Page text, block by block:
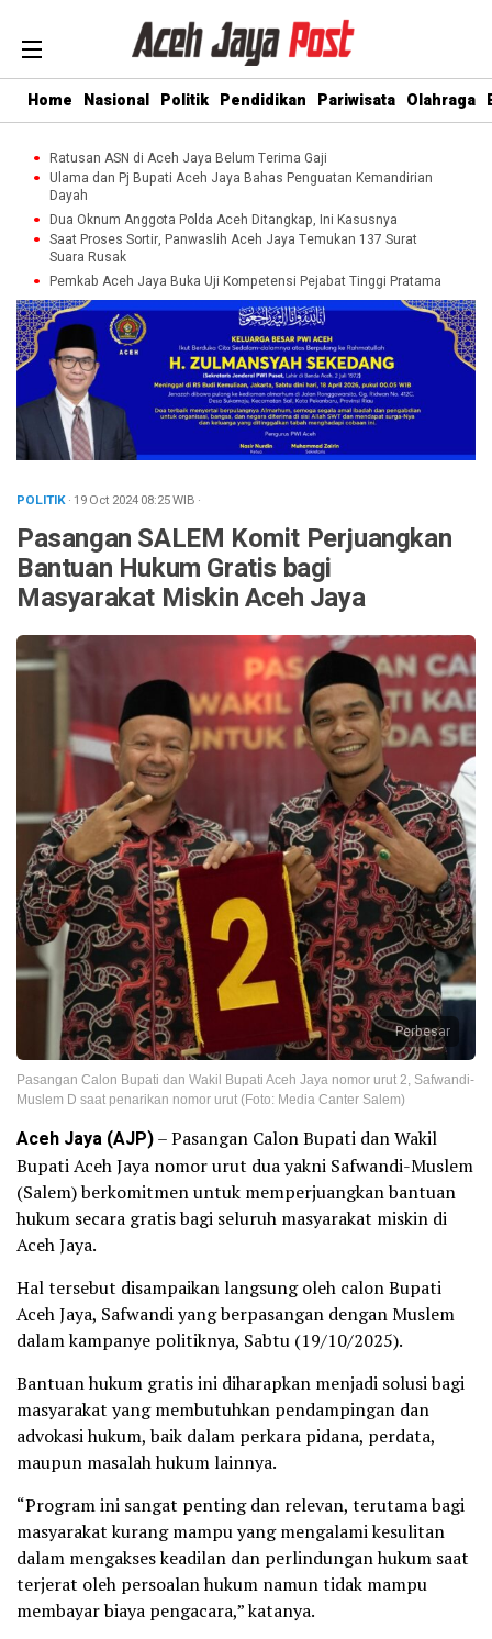
Home Nasional Politik Pendidikan Pariwisata Olahraga
Ratusan ASN di Aceh Jaya Belum Terima Gaji
Ulama dan Pj Bupati Aceh Jaya Bahas Penguatan Kemandirian
Dayah
Dua Oknum Anggota Polda Aceh Ditangkap, Ini Kasusnya
Saat Proses Sortir, Panwaslih Aceh Jaya Temukan 137 Surat
Suara Rusak
Pemkab Aceh Jaya Buka Uji Kompetensi Pejabat Tinggi Pratama
POLITIK· 19 Oct 202408:25WIB ·
Pasangan SALEM Komit Perjuangkan
Bantuan Hukum Gratis bagi
Masyarakat Miskin Aceh Jaya
Perbesar
Pasangan Calon Bupati dan Wakil Bupati Aceh Jaya nomor urut 2, Safwandi-
Muslem D saat penarikan nomor urut (Foto: Media Canter Salem)
Aceh Jaya (AJP)– Pasangan Calon Bupati dan Wakil
Bupati Aceh Jaya nomor urut dua yakni Safwandi-Muslem
(Salem) berkomitmen untuk memperjuangkan bantuan
hukum secara gratis bagi seluruh masyarakat miskin di
Aceh Jaya.
Hal tersebut disampaikan langsung oleh calon Bupati
Aceh Jaya, Safwandi yang berpasangan dengan Muslem
dalam kampanye politiknya, Sabtu (19/10/2025).
Bantuan hukum gratis ini diharapkan menjadi solusi bagi
masyarakat yang membutuhkan pendampingan dan
advokasi hukum, baik dalam perkara pidana, perdata,
maupun masalah hukum lainnya.
“Program ini sangat penting dan relevan, terutama bagi
masyarakat kurang mampu yang mengalami kesulitan
dalam mengakses keadilan dan perlindungan hukum saat
terjerat oleh persoalan hukum namun tidak mampu
membayar biaya pengacara,” katanya.